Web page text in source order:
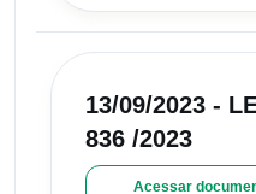
13/09/2023 -
836 /2023
Acessar